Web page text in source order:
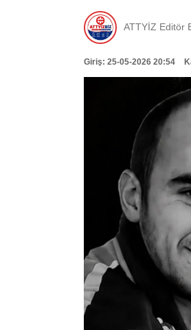
ATTYİZ Editör
Giriş: 25-05-2026 20:54